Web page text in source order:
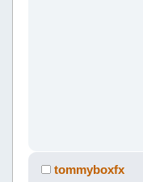
tommyboxfx